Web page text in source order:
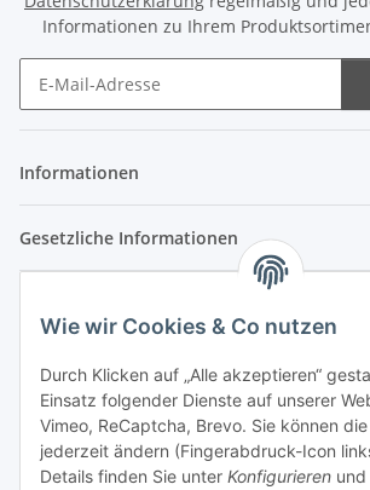
Wie wir Cookies & Co nutzen
Durch Klicken auf „Alle akzeptieren“
Einsatz folgender Dienste auf unserer
Vimeo, ReCaptcha, Brevo. Sie können
jederzeit ändern (Fingerabdruck-Icon
Details finden Sie unter Konfigurieren
Informationen zu Ihrem
Informationen
Gesetzliche Informationen